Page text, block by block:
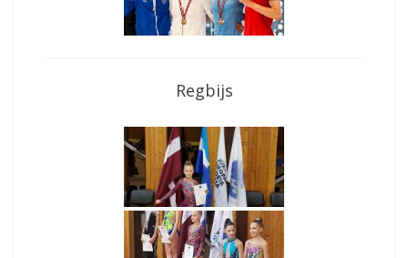
Regbijs